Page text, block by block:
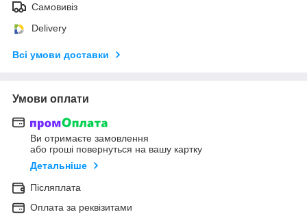
Самовивіз
Delivery
Всі умови доставки
Умови оплати
Ви отримаєте замовлення
або гроші повернуться на вашу картку
Детальніше
Післяплата
Оплата за реквізитами